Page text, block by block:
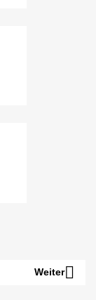
Weiter